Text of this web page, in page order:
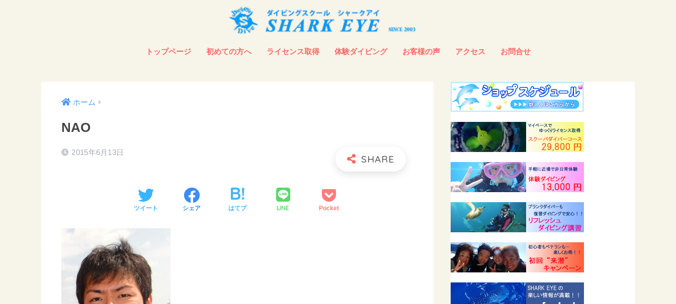
トップページ 初めての方へ ライセンス取得 体験ダイビング お客様の声 アクセス お問合せ
ホーム
NAO
2015年6月13日
ツイート シェア はてブ LINE Pocket